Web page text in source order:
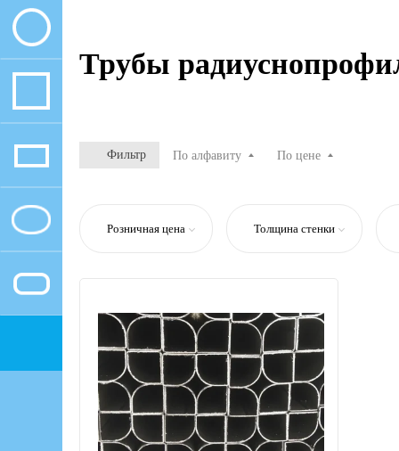
Трубы
Фильтр По алфавиту По цене
Розничная цена Толщина стенки